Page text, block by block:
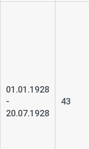
01.01.1928
-
20.07.1928
43